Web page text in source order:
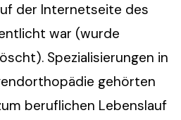
der Internetseite des
war (wurde
Spezialisierungen in
gehörten
beruflichen Lebenslauf